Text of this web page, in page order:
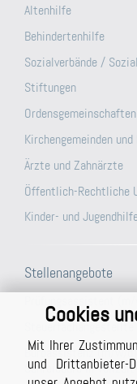
Cookies
Mit Ihrer
und Drittanbieter-
Altenhilfe
Behindertenhilfe
Sozialverbände /
Stiftungen
Ordensgemeinschaften
Kirchengemeinden
Ärzte und Zahnärzte
Öffentlich-Rechtliche
Kinder- und
Stellenangebote
Büroassistenz (m/w/
Schreibbüro in